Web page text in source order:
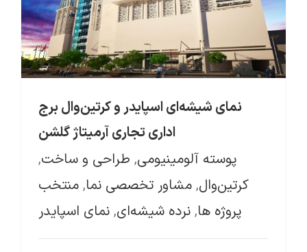
نمای شیشه‌ای اسپایدر و کرتین‌وال برج
اداری تجاری آرمیتاژ گلشن
پوسته آلومینیومی, طراحی و ساخت,
کرتین‌وال, مشاور تخصصی نما, منتخب
پروژه ها, نرده شیشه‌ای, نمای اسپایدر